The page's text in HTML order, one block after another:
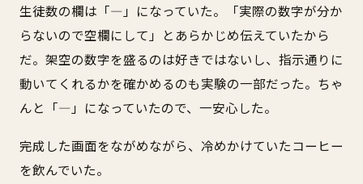
生徒数の欄は「—」になっていた。「実際の数字が分か
らないので空欄にして」とあらかじめ伝えていたから
だ。架空の数字を盛るのは好きではないし、指示通りに
動いてくれるかを確かめるのも実験の一部だった。ちゃ
んと「—」になっていたので、一安心した。
完成した画面をながめながら、冷めかけていたコーヒー
を飲んでいた。